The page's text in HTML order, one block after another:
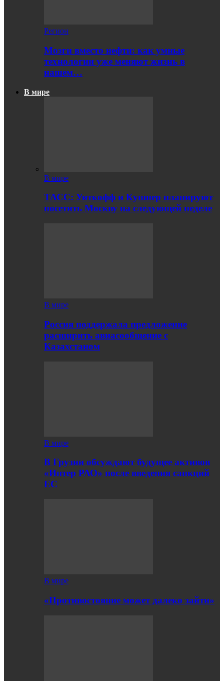
Регион
Мозги вместо нефти: как умные
технологии уже меняют жизнь в
нашем…
В мире
В мире
ТАСС: Уиткофф и Кушнер планируют
посетить Москву на следующей неделе
В мире
Россия поддержала предложение
расширить авиасообщение с
Казахстаном
В мире
В Грузии обсуждают будущее активов
«Интер РАО» после введения санкций
ЕС
В мире
«Противостояние может далеко зайти»